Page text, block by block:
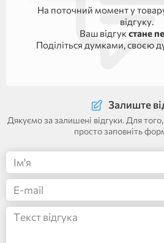
На поточний момент у
відгуку.
Ваш відгук стане
Поділіться думками, своєю
Залиште
Дякуємо за залишені відгуки. Для
просто заповніть